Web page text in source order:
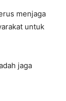
menjaga
untuk
jaga